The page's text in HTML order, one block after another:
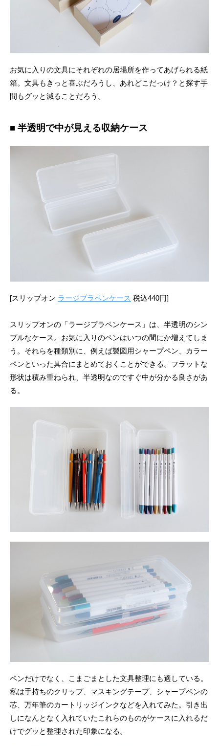
お気に入りの文具にそれぞれの居場所を作ってあげられる紙
箱。文具もきっと喜ぶだろうし、あれどこだっけ？と探す手
間もグッと減ることだろう。
■ 半透明で中が見える収納ケース
[スリップオン ラージプラペンケース 税込440円]
スリップオンの「ラージプラペンケース」は、半透明のシン
プルなケース。お気に入りのペンはいつの間にか増えてしま
う。それらを種類別に、例えば製図用シャープペン、カラー
ペンといった具合にまとめておくことができる。フラットな
形状は積み重ねられ、半透明なのですぐ中が分かる良さがあ
る。
ペンだけでなく、こまごまとした文具整理にも適している。
私は手持ちのクリップ、マスキングテープ、シャープペンの
芯、万年筆のカートリッジインクなどを入れてみた。引き出
しになんとなく入れていたこれらのものがケースに入れるだ
けでグッと整理された印象になる。